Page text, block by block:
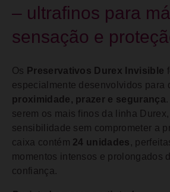
– ultrafinos para
sensação e
Os Preservativos Durex Invisible
especialmente desenvolvidos para
proximidade, prazer e segurança
serem os mais finos da linha
sensibilidade sem comprometer a
caixa contém 24 unidades ,
momentos intensos e prolongados
confiança.